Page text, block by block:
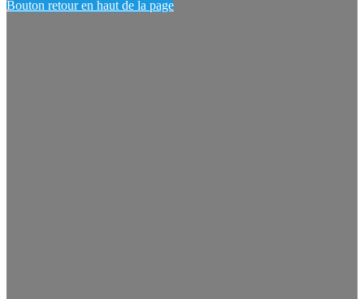
Bouton retour en haut de la page